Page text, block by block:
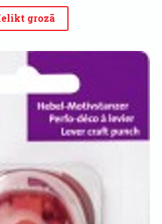
grozā